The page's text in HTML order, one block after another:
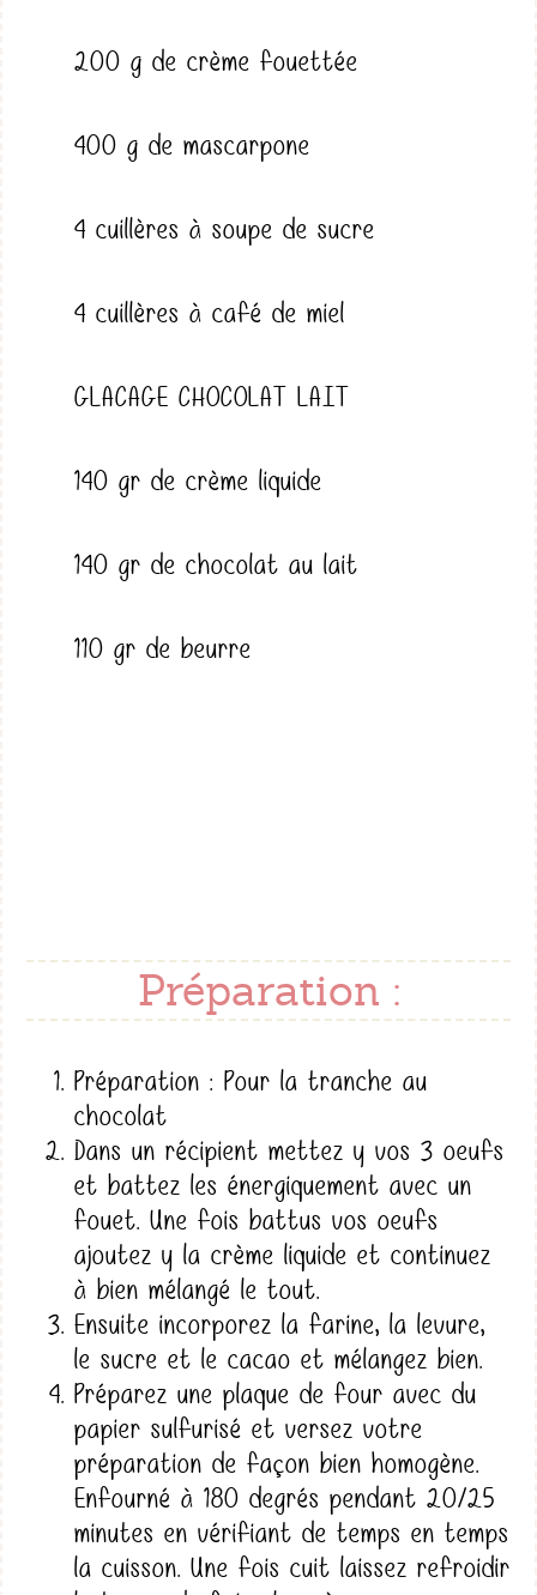
200 g de crème fouettée
400 g de mascarpone
4 cuillères à soupe de sucre
4 cuillères à café de miel
GLACAGE CHOCOLAT LAIT
140 gr de crème liquide
140 gr de chocolat au lait
110 gr de beurre
Préparation :
Préparation : Pour la tranche au
chocolat
Dans un récipient mettez y vos 3 oeufs
et battez les énergiquement avec un
fouet. Une fois battus vos oeufs
ajoutez y la crème liquide et continuez
à bien mélangé le tout.
Ensuite incorporez la farine, la levure,
le sucre et le cacao et mélangez bien.
Préparez une plaque de four avec du
papier sulfurisé et versez votre
préparation de façon bien homogène.
Enfourné à 180 degrés pendant 20/25
minutes en vérifiant de temps en temps
la cuisson. Une fois cuit laissez refroidir